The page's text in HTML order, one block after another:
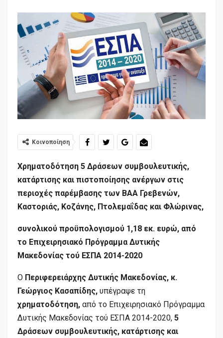
Κοινοποίηση
Χρηματοδότηση 5 Δράσεων συμβουλευτικής,
κατάρτισης και πιστοποίησης ανέργων στις
περιοχές παρέμβασης των ΒΑΑ Γρεβενών,
Καστοριάς, Κοζάνης, Πτολεμαΐδας και Φλώρινας,
συνολικού προϋπολογισμού 1,18 εκ. ευρώ, από
το Επιχειρησιακό Πρόγραμμα Δυτικής
Μακεδονίας τού ΕΣΠΑ 2014-2020
Ο Περιφερειάρχης Δυτικής Μακεδονίας, κ.
Γεώργιος Κασαπίδης, υπέγραψε τη
χρηματοδότηση, από το Επιχειρησιακό Πρόγραμμα
Δυτικής Μακεδονίας τού ΕΣΠΑ 2014-2020, 5
Δράσεων συμβουλευτικής, κατάρτισης και